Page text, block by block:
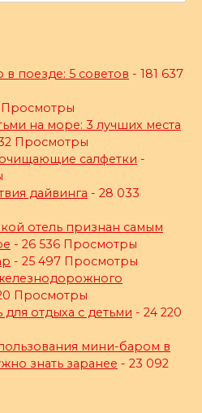
в поезде: 5 советов - 181 637
Просмотры
на море: 3 лучших места
Просмотры
салфетки -
дайвинга - 28 033
отель признан самым
- 26 536 Просмотры
- 25 497 Просмотры
Просмотры
для отдыха с детьми - 24 220
мини-баром в
знать заранее - 23 092